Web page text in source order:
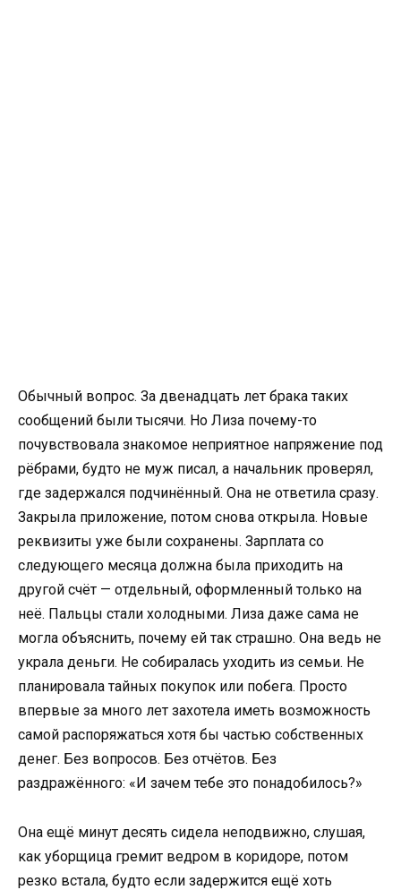
Обычный вопрос. За двенадцать лет брака таких
сообщений были тысячи. Но Лиза почему-то
почувствовала знакомое неприятное напряжение под
рёбрами, будто не муж писал, а начальник проверял,
где задержался подчинённый. Она не ответила сразу.
Закрыла приложение, потом снова открыла. Новые
реквизиты уже были сохранены. Зарплата со
следующего месяца должна была приходить на
другой счёт — отдельный, оформленный только на
неё. Пальцы стали холодными. Лиза даже сама не
могла объяснить, почему ей так страшно. Она ведь не
украла деньги. Не собиралась уходить из семьи. Не
планировала тайных покупок или побега. Просто
впервые за много лет захотела иметь возможность
самой распоряжаться хотя бы частью собственных
денег. Без вопросов. Без отчётов. Без
раздражённого: «И зачем тебе это понадобилось?»
Она ещё минут десять сидела неподвижно, слушая,
как уборщица гремит ведром в коридоре, потом
резко встала, будто если задержится ещё хоть